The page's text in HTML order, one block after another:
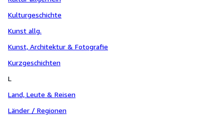
Kulturgeschichte
Kunst allg.
Kunst, Architektur & Fotografie
Kurzgeschichten
L
Land, Leute & Reisen
Länder / Regionen